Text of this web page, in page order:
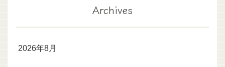
Archives
2026年8月